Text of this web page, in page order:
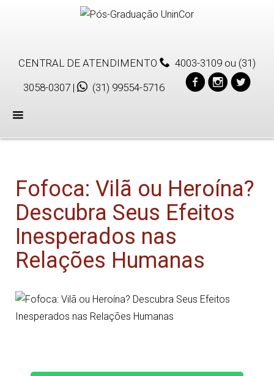
CENTRAL DE ATENDIMENTO 4003-3109 ou (31)
3058-0307 | (31) 99554-5716
Menu
Fofoca: Vilã ou Heroína?
Descubra Seus Efeitos
Inesperados nas
Relações Humanas